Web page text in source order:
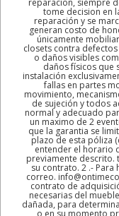
tome decision en
reparación y se
generan costo de
únicamente
closets contra
o daños visibles
daños físicos que
instalación
fallas en partes
movimiento,
de sujeción y todos
normal y adecuado
un maximo de 2
que la garantia se
plazo de esta póliza
entender el horario
previamente descrito.
su contrato. 2 .- Para
correo.
contrato de
necesarias del
dañada, para
o en su momento